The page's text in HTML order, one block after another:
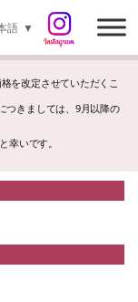
を改定させていただくこ
つきましては、9月以降の
幸いです。
語 ▼